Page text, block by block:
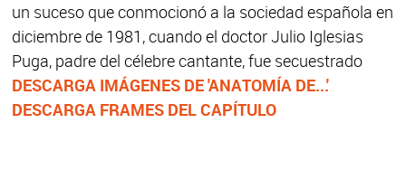
un suceso que conmocionó a la sociedad española en
diciembre de 1981, cuando el doctor Julio Iglesias
Puga, padre del célebre cantante, fue secuestrado
DESCARGA IMÁGENES DE 'ANATOMÍA DE...'
DESCARGA FRAMES DEL CAPÍTULO